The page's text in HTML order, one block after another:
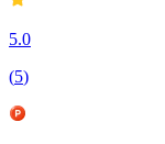
5.0
(5)